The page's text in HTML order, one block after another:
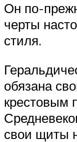
Он по-
черты
стиля.
обязана
крестовым
свои щиты